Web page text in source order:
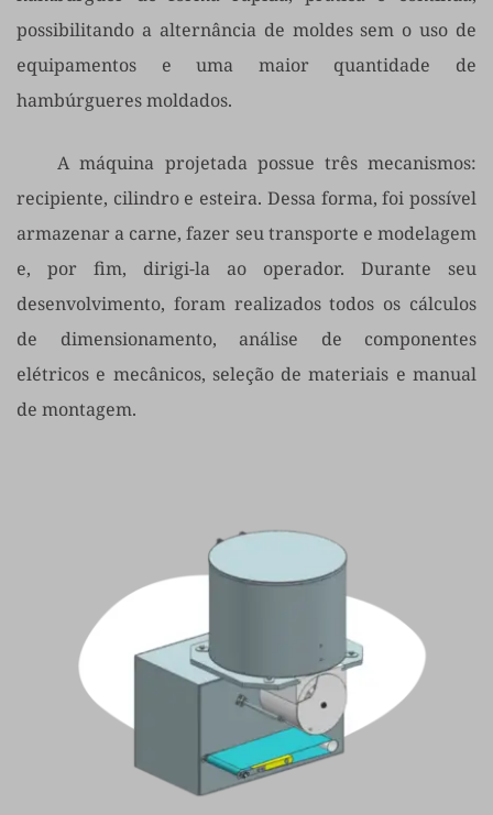
possibilitando a alternância de moldes sem o uso de
equipamentos e uma maior quantidade de
hambúrgueres moldados.
	A máquina projetada possue três mecanismos:
recipiente, cilindro e esteira. Dessa forma, foi possível
armazenar a carne, fazer seu transporte e modelagem
e, por fim, dirigi-la ao operador. Durante seu
desenvolvimento, foram realizados todos os cálculos
de dimensionamento, análise de componentes
elétricos e mecânicos, seleção de materiais e manual
de montagem.